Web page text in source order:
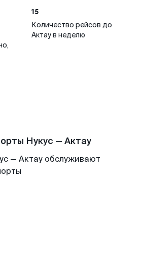
15
Количество рейсов до
Актау в неделю
Нукус — Актау
— Актау обслуживают